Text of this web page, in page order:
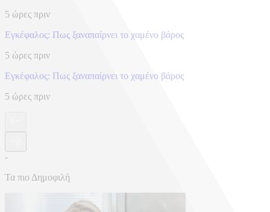
5 ώρες πριν
Eγκέφαλος: Πως ξαναπαίρνει το χαμένο βάρος
5 ώρες πριν
Eγκέφαλος: Πως ξαναπαίρνει το χαμένο βάρος
5 ώρες πριν
-
Τα πιο Δημοφιλή